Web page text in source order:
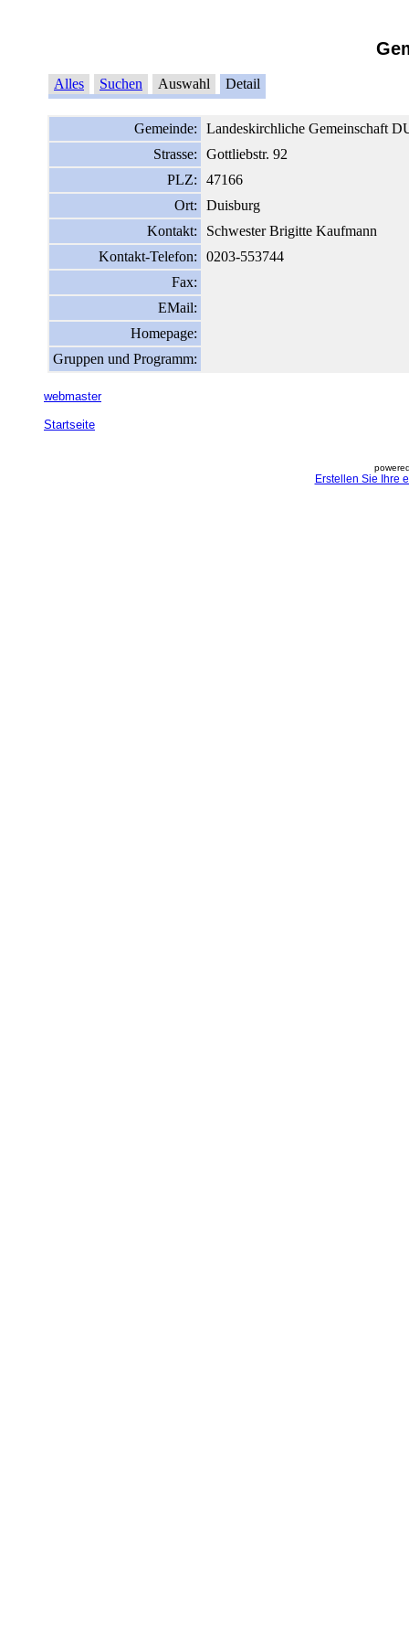
Alles Suchen Auswahl Detail
Gemeinde:
Landeskirchliche Gemeinschaft
Strasse:
Gottliebstr. 92
PLZ:
47166
Ort:
Duisburg
Kontakt:
Schwester Brigitte Kaufmann
Kontakt-Telefon:
0203-553744
Fax:
EMail:
Homepage:
Gruppen und Programm:
webmaster
Startseite
Erstellen Sie Ihre